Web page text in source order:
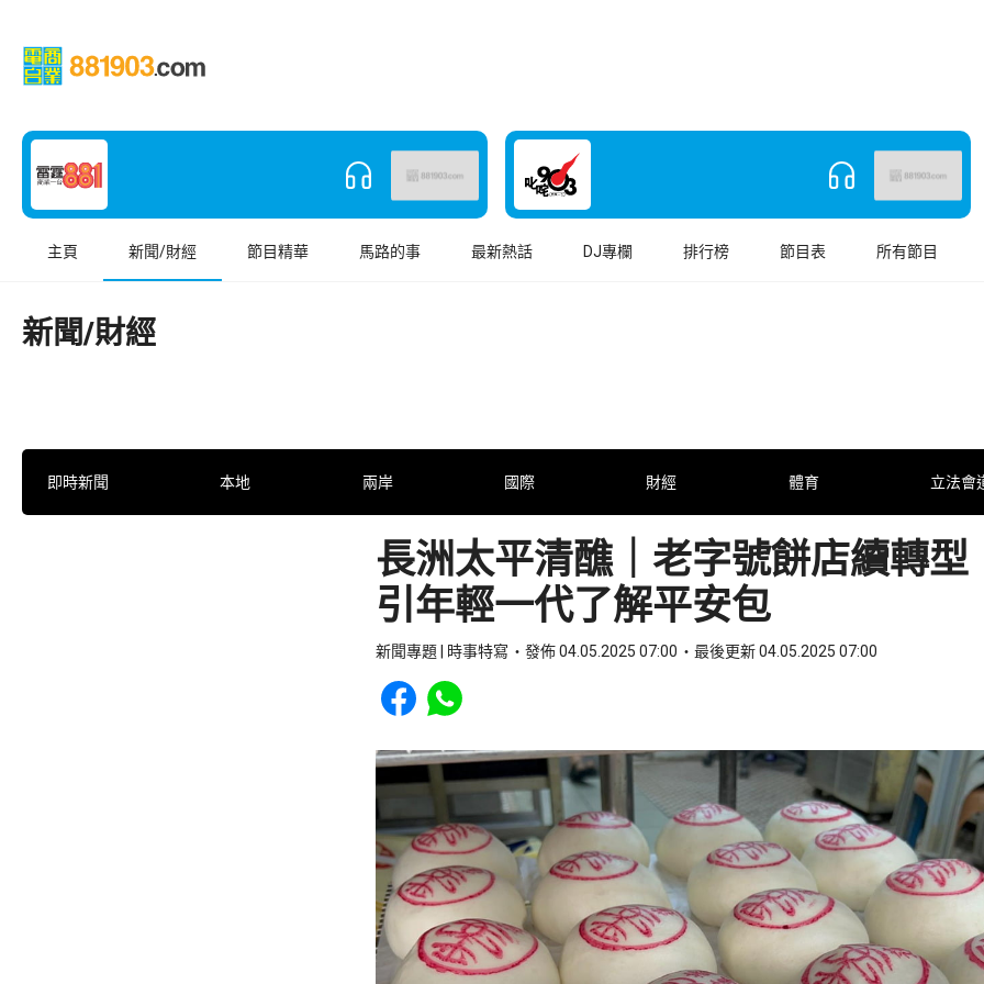
主頁 新聞/財經 節目精華 馬路的事 最新熱話 DJ專欄 排行榜 節目表 所有節目
新聞/財經
即時新聞 本地 兩岸 國際 財經 體育 立法會
長洲太平清醮｜老字號餅店續轉
引年輕一代了解平安包
新聞專題 | 時事特寫 發佈 04.05.2025 07:00 最後更新 04.05.2025 07:00
Share to Facebook
Share to WhatsApp